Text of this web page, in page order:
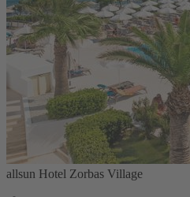
allsun Hotel Zorbas Village